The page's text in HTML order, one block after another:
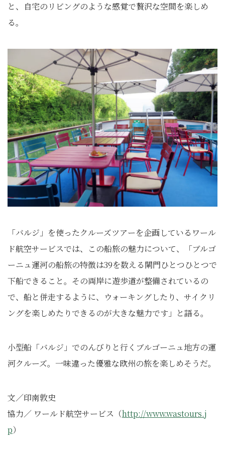
と、自宅のリビングのような感覚で贅沢な空間を楽しめ
る。
「バルジ」を使ったクルーズツアーを企画しているワール
ド航空サービスでは、この船旅の魅力について、「ブルゴ
ーニュ運河の船旅の特徴は39を数える閘門ひとつひとつで
下船できること。その両岸に遊歩道が整備されているの
で、船と併走するように、
ウォーキングしたり、 サイクリ
ングを楽しめたりできるのが大きな魅力です」と語る。
小型船「バルジ」でのんびりと行くブルゴーニュ地方の運
河クルーズ。一味違った優雅な欧州の旅を楽しめそうだ。
文／印南敦史
協力／ ワールド航空サービス（http://www.wastours.j
p）